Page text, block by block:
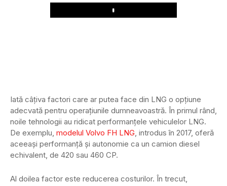
Play
Iată câțiva factori care ar putea face din LNG o opțiune
adecvată pentru operațiunile dumneavoastră. În primul rând,
noile tehnologii au ridicat performanțele vehiculelor LNG.
De exemplu, modelul Volvo FH LNG, introdus în 2017, oferă
aceeași performanță și autonomie ca un camion diesel
echivalent, de 420 sau 460 CP.
Al doilea factor este reducerea costurilor. În trecut,